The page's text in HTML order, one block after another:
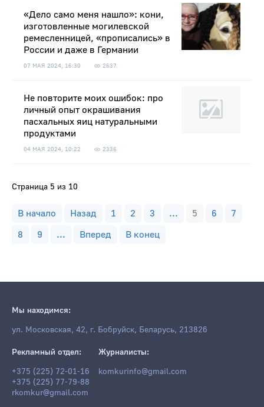
«Дело само меня нашло»: кони,
изготовленные могилевской
ремесленницей, «прописались» в
России и даже в Германии
07 МАЯ 2024, 16:30 2637
Не повторите моих ошибок: про
личный опыт окрашивания
пасхальных яиц натуральными
продуктами
04 МАЯ 2024, 10:22 2336
Страница 5 из 10
В начало Назад 1 2 3 ... 5 6
7
8
9 ... Вперед В конец
Мы находимся:
ул. Московская, 42, г. Бобруйск, Беларусь, 213826
Рекламный отдел:
+375 (225) 72-01-16
+375 (225) 77-79-88
rkomkur@gmail.com
Журналисты:
komkurinfo@gmail.com